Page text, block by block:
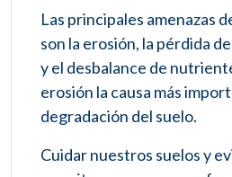
Las principales amenazas
son la erosión, la pérdida
y el desbalance de
erosión la causa más
degradación del suelo.
Cuidar nuestros suelos y